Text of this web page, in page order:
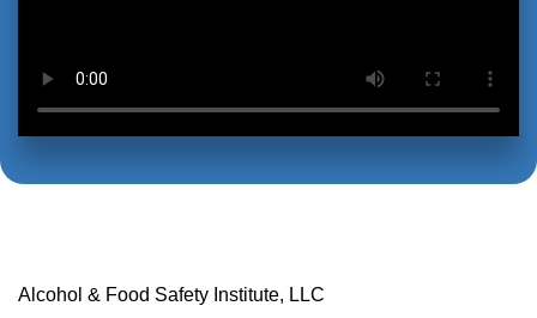
Alcohol & Food Safety Institute, LLC